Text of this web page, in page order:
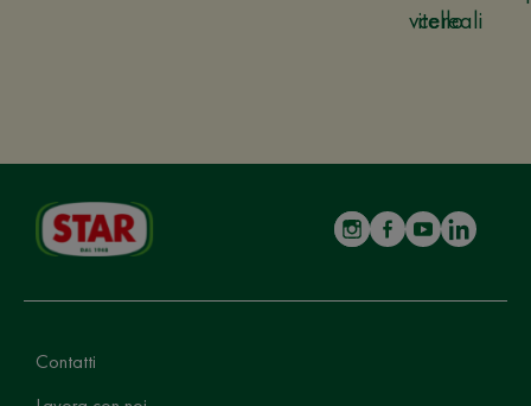
cereali
vitello
Contatti